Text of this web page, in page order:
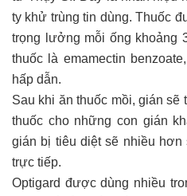
ty khử trùng tin dùng. Thuốc
trọng lưởng mỗi ống khoảng
thuốc là emamectin
hấp dẫn.
Sau khi ăn thuốc mồi, gián
thuốc cho những con gián
gián bị tiêu diệt sẽ nhiều
trực tiếp.
Optigard được dùng nhiều